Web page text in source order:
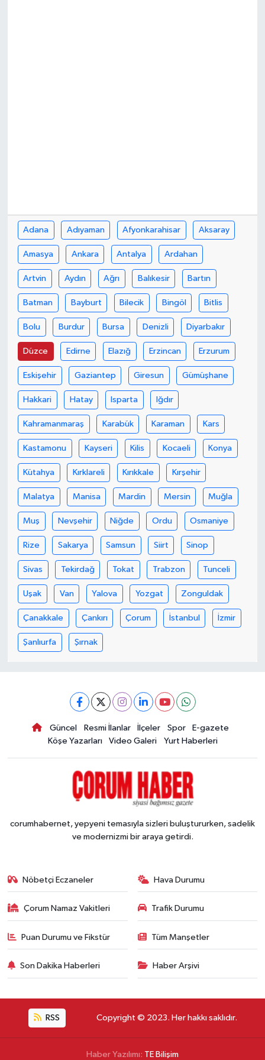
Adana Adıyaman Afyonkarahisar Aksaray
Amasya Ankara Antalya Ardahan
Artvin Aydın Ağrı Balıkesir Bartın
Batman Bayburt Bilecik Bingöl Bitlis
Bolu Burdur Bursa Denizli Diyarbakır
Düzce Edirne Elazığ Erzincan Erzurum
Eskişehir Gaziantep Giresun Gümüşhane
Hakkari Hatay Isparta Iğdır
Kahramanmaraş Karabük Karaman Kars
Kastamonu Kayseri Kilis Kocaeli Konya
Kütahya Kırklareli Kırıkkale Kırşehir
Malatya Manisa Mardin Mersin Muğla
Muş Nevşehir Niğde Ordu Osmaniye
Rize Sakarya Samsun Siirt Sinop
Sivas Tekirdağ Tokat Trabzon Tunceli
Uşak Van Yalova Yozgat Zonguldak
Çanakkale Çankırı Çorum İstanbul İzmir
Şanlıurfa Şırnak
Güncel Resmi İlanlar İlçeler Spor
E-gazete
Köşe Yazarları
Video Galeri Yurt Haberleri
corumhabernet, yepyeni temasıyla sizleri buluştururken, sadelik
ve modernizmi bir araya getirdi.
Nöbetçi Eczaneler Hava Durumu
Çorum Namaz Vakitleri Trafik Durumu
Puan Durumu ve Fikstür Tüm Manşetler
Son Dakika Haberleri Haber Arşivi
RSS Copyright © 2023. Her hakkı saklıdır.
Haber Yazılımı: TE Bilişim
Uğurludağ
Sağlık